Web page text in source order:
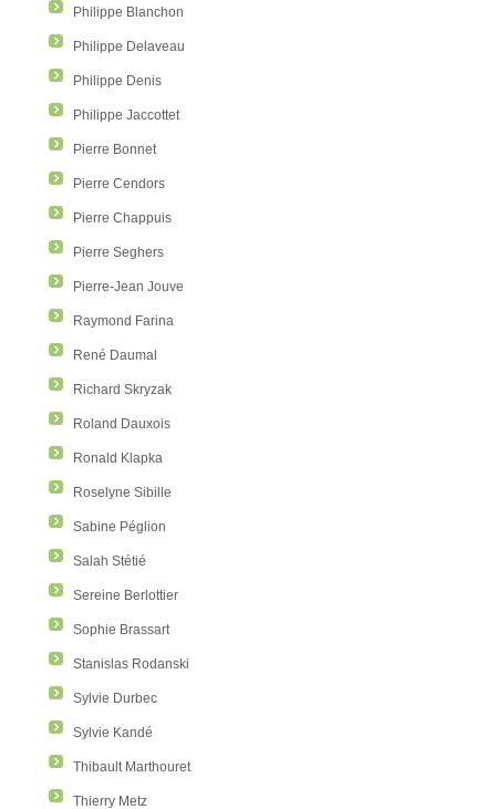
Philippe Blanchon
Philippe Delaveau
Philippe Denis
Philippe Jaccottet
Pierre Bonnet
Pierre Cendors
Pierre Chappuis
Pierre Seghers
Pierre-Jean Jouve
Raymond Farina
René Daumal
Richard Skryzak
Roland Dauxois
Ronald Klapka
Roselyne Sibille
Sabine Péglion
Salah Stétié
Sereine Berlottier
Sophie Brassart
Stanislas Rodanski
Sylvie Durbec
Sylvie Kandé
Thibault Marthouret
Thierry Metz